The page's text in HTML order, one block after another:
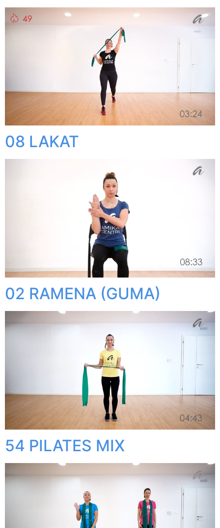
08 LAKAT
02 RAMENA (GUMA)
54 PILATES MIX